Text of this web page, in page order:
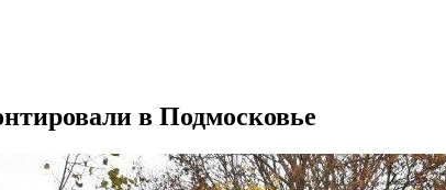
в Подмосковье